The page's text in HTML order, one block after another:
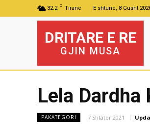
32.2 C Tiranë E shtunë, 8 Gusht
DRITARE E RE
GJIN MUSA
Lela Dardha
PAKATEGORI 7 Shtator 2021